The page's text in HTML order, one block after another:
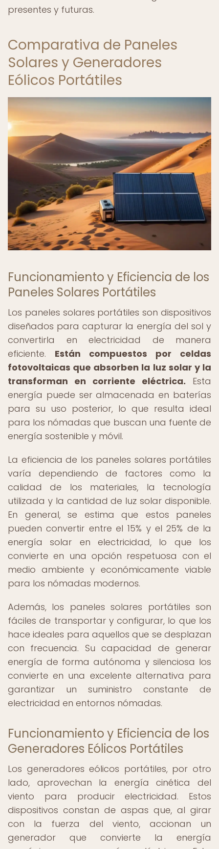
presentes y futuras.
Comparativa de Paneles
Solares y Generadores
Eólicos Portátiles
Funcionamiento y Eficiencia de los
Paneles Solares Portátiles
Los paneles solares portátiles son dispositivos
diseñados para capturar la energía del sol y
convertirla en electricidad de manera
eficiente. Están compuestos por celdas
fotovoltaicas que absorben la luz solar y la
transforman en corriente eléctrica. Esta
energía puede ser almacenada en baterías
para su uso posterior, lo que resulta ideal
para los nómadas que buscan una fuente de
energía sostenible y móvil.
La eficiencia de los paneles solares portátiles
varía dependiendo de factores como la
calidad de los materiales, la tecnología
utilizada y la cantidad de luz solar disponible.
En general, se estima que estos paneles
pueden convertir entre el 15% y el 25% de la
energía solar en electricidad, lo que los
convierte en una opción respetuosa con el
medio ambiente y económicamente viable
para los nómadas modernos.
Además, los paneles solares portátiles son
fáciles de transportar y configurar, lo que los
hace ideales para aquellos que se desplazan
con frecuencia. Su capacidad de generar
energía de forma autónoma y silenciosa los
convierte en una excelente alternativa para
garantizar un suministro constante de
electricidad en entornos nómadas.
Funcionamiento y Eficiencia de los
Generadores Eólicos Portátiles
Los generadores eólicos portátiles, por otro
lado, aprovechan la energía cinética del
viento para producir electricidad. Estos
dispositivos constan de aspas que, al girar
con la fuerza del viento, accionan un
generador que convierte la energía